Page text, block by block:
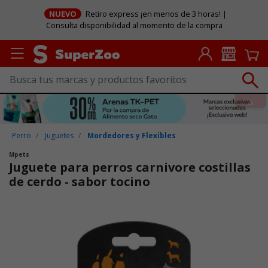
NUEVO
Retiro express ¡en menos de 3 horas! |
Consulta disponibilidad al momento de la compra
Perro Juguetes Mordedores y Flexibles
Mpets
Juguete para perros carnivore costillas
de cerdo - sabor tocino